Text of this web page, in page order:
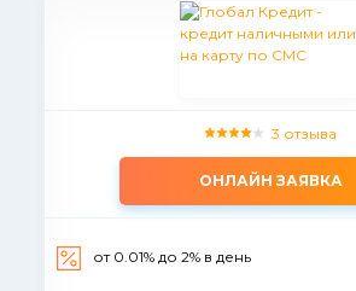
3 отзыва
ОНЛАЙН ЗАЯВКА
от 0.01% до 2% в день